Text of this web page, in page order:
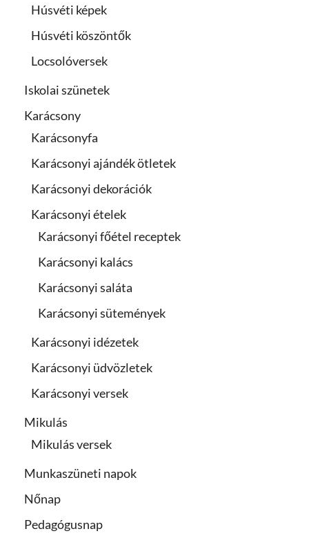
Húsvéti képek
Húsvéti köszöntők
Locsolóversek
Iskolai szünetek
Karácsony
Karácsonyfa
Karácsonyi ajándék ötletek
Karácsonyi dekorációk
Karácsonyi ételek
Karácsonyi főétel receptek
Karácsonyi kalács
Karácsonyi saláta
Karácsonyi sütemények
Karácsonyi idézetek
Karácsonyi üdvözletek
Karácsonyi versek
Mikulás
Mikulás versek
Munkaszüneti napok
Nőnap
Pedagógusnap